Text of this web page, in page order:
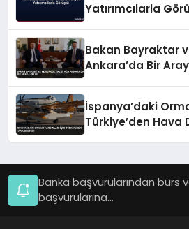
Yatırımcılarla
Bakan Bayraktar
Ankara’da Bir
İspanya’daki
Türkiye’den Hava
Banka başvurularından burs
başvurularına...